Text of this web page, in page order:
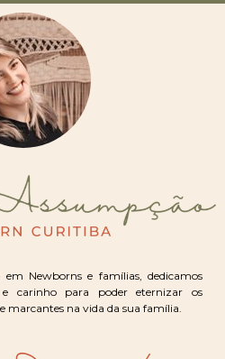
Newborns e famílias, dedicamos
carinho para poder eternizar os
na vida da sua família.